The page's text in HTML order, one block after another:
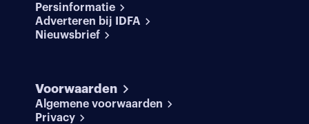
Persinformatie
Adverteren bij IDFA
Nieuwsbrief
Voorwaarden
Algemene voorwaarden
Privacy